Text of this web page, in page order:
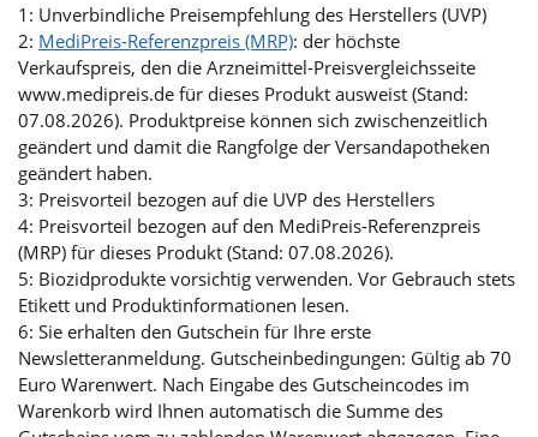
1: Unverbindliche Preisempfehlung des Herstellers (UVP)
2: MediPreis-Referenzpreis (MRP): der höchste
Verkaufspreis, den die Arzneimittel-Preisvergleichsseite
www.medipreis.de für dieses Produkt ausweist (Stand:
07.08.2026). Produktpreise können sich zwischenzeitlich
geändert und damit die Rangfolge der Versandapotheken
geändert haben.
3: Preisvorteil bezogen auf die UVP des Herstellers
4: Preisvorteil bezogen auf den MediPreis-Referenzpreis
(MRP) für dieses Produkt (Stand: 07.08.2026).
5: Biozidprodukte vorsichtig verwenden. Vor Gebrauch stets
Etikett und Produktinformationen lesen.
6: Sie erhalten den Gutschein für Ihre erste
Newsletteranmeldung. Gutscheinbedingungen: Gültig ab 70
Euro Warenwert. Nach Eingabe des Gutscheincodes im
Warenkorb wird Ihnen automatisch die Summe des